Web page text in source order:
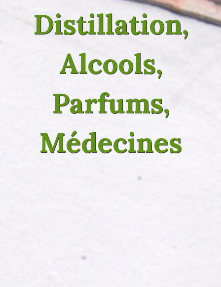
Distillation,
Alcools,
Parfums,
Médecines